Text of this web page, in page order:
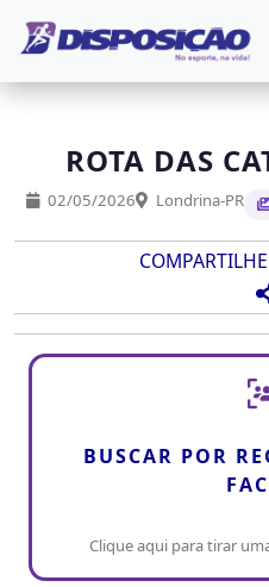
ROTA DAS
02/05/2026 Londrina-PR
BUSCAR POR
Clique aqui para tirar